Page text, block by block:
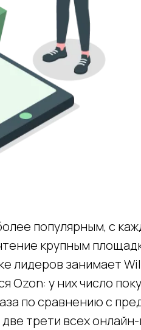
популярным, с
крупным
лидеров занимает
у них число
по сравнению с
трети всех онлайн-